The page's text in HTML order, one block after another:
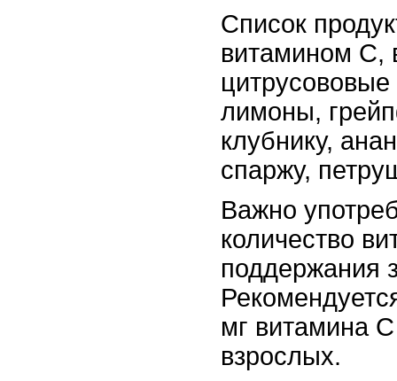
Список
витамином С,
лимоны,
клубнику,
спаржу,
Важно
количество
поддержания
мг витамина
взрослых.